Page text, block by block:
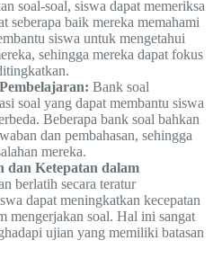
soal-soal, siswa dapat memeriksa
seberapa baik mereka memahami
siswa untuk mengetahui
sehingga mereka dapat fokus
Bank soal
soal yang dapat membantu siswa
Beberapa bank soal bahkan
dan pembahasan, sehingga
mereka.
dan Ketepatan dalam
berlatih secara teratur
dapat meningkatkan kecepatan
mengerjakan soal. Hal ini sangat
ujian yang memiliki batasan